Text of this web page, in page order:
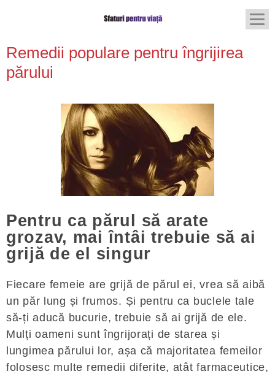
Remedii populare pentru îngrijirea
părului
Pentru ca părul să arate
grozav, mai întâi trebuie să ai
grijă de el singur
Fiecare femeie are grijă de părul ei, vrea să aibă
un păr lung și frumos. Și pentru ca buclele tale
să-ți aducă bucurie, trebuie să ai grijă de ele.
Mulți oameni sunt îngrijorați de starea și
lungimea părului lor, așa că majoritatea femeilor
folosesc multe remedii diferite, atât farmaceutice,